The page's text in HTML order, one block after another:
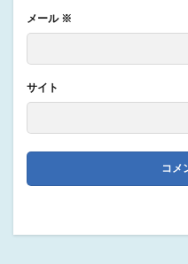
メール ※
サイト